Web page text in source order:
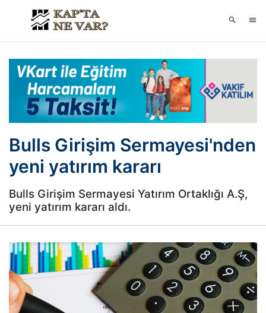
Bulls Girişim Sermayesi'nden
yeni yatırım kararı
Bulls Girişim Sermayesi Yatırım Ortaklığı A.Ş,
yeni yatırım kararı aldı.